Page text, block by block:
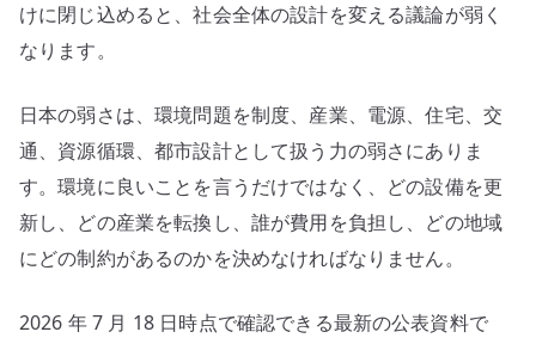
産
業
造
の
問
題
と
けに閉じ込めると、社会全体の設計を変える議論が弱く
なります。
日本の弱さは、環境問題を制度、産業、電源、住宅、交
通、資源循環、都市設計として扱う力の弱さにありま
す。環境に良いことを言うだけではなく、どの設備を更
新し、どの産業を転換し、誰が費用を負担し、どの地域
にどの制約があるのかを決めなければなりません。
2026 年 7 月 18 日時点で確認できる最新の公表資料で